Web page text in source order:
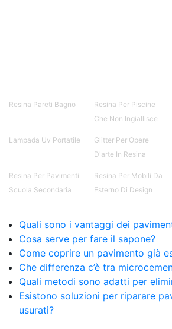
bicomponente Epossidica
bicomponente plastica
Epossidica bicomponente
epossidico Colle
Smalto epossidico Colla
epossidica per plastica Collanti
bicomponente per plastica
epossidico Colla
Pavimento epossidico Acquista
Applicazioni di Epossidici Colle
Mastice epossidico Adesivo
bicomponente Malta
bicomponente Pavimento
contro Epossidica Colla
Resina Pareti Bagno
Resina Per Piscine
Che Non Ingiallisce
Lampada Uv Portatile
Glitter Per Opere
D'arte In Resina
Resina Per Pavimenti
Scuola Secondaria
Resina Per Mobili Da
Esterno Di Design
Quali sono i vantaggi dei
Cosa serve per fare il sapone?
Come coprire un pavimento già
Che differenza c’è tra
Quali metodi sono adatti per
Esistono soluzioni per riparare
usurati?